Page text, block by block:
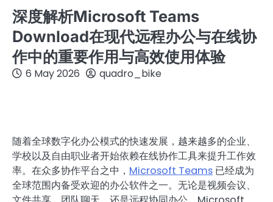
深度解析Microsoft Teams
Download在现代远程办公与在线协
作中的重要作用与高效使用体验
6 May 2026 quadro_bike
随着全球数字化办公模式的快速发展，越来越多的企业、
学校以及自由职业者开始依赖在线协作工具来提升工作效
率。在众多协作平台之中， Microsoft Teams 已经成为
全球范围内备受欢迎的办公软件之一。无论是视频会议、